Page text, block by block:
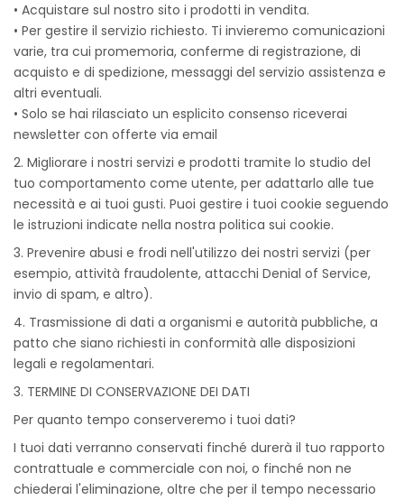
• Acquistare sul nostro sito i prodotti in vendita.
• Per gestire il servizio richiesto. Ti invieremo comunicazioni
varie, tra cui promemoria, conferme di registrazione, di
acquisto e di spedizione, messaggi del servizio assistenza e
altri eventuali.
• Solo se hai rilasciato un esplicito consenso riceverai
newsletter con offerte via email
2. Migliorare i nostri servizi e prodotti tramite lo studio del
tuo comportamento come utente, per adattarlo alle tue
necessità e ai tuoi gusti. Puoi gestire i tuoi cookie seguendo
le istruzioni indicate nella nostra politica sui cookie.
3. Prevenire abusi e frodi nell'utilizzo dei nostri servizi (per
esempio, attività fraudolente, attacchi Denial of Service,
invio di spam, e altro).
4. Trasmissione di dati a organismi e autorità pubbliche, a
patto che siano richiesti in conformità alle disposizioni
legali e regolamentari.
3. TERMINE DI CONSERVAZIONE DEI DATI
Per quanto tempo conserveremo i tuoi dati?
I tuoi dati verranno conservati finché durerà il tuo rapporto
contrattuale e commerciale con noi, o finché non ne
chiederai l'eliminazione, oltre che per il tempo necessario